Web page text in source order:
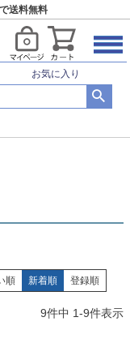
送料無料
お気に入り
順 新着順 登録順
9件中 1-9件表示